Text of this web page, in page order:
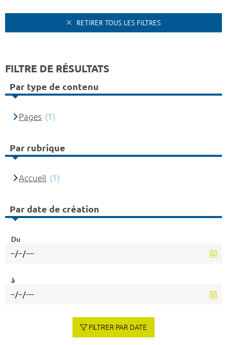
RETIRER TOUS LES FILTRES
FILTRE DE RÉSULTATS
Par type de contenu
Pages (1)
Par rubrique
Accueil (1)
Par date de création
Du
à
FILTRER PAR DATE